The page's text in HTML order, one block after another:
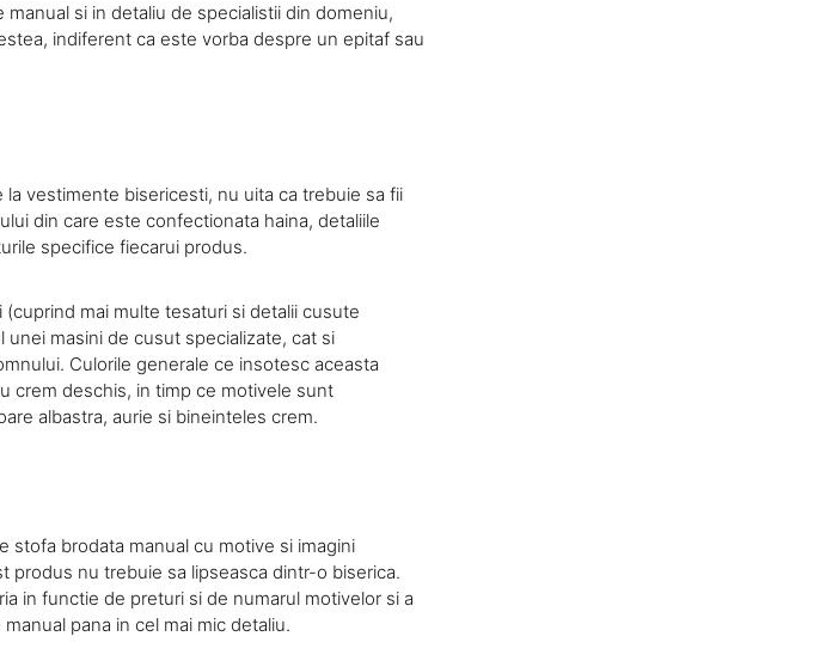
si in detaliu de specialistii din domeniu,
indiferent ca este vorba despre un epitaf sau
vestimente bisericesti, nu uita ca trebuie sa fii
din care este confectionata haina, detaliile
specifice fiecarui produs.
mai multe tesaturi si detalii cusute
masini de cusut specializate, cat si
Culorile generale ce insotesc aceasta
crem deschis, in timp ce motivele sunt
albastra, aurie si bineinteles crem.
stofa brodata manual cu motive si imagini
nu trebuie sa lipseasca dintr-o biserica.
in functie de preturi si de numarul motivelor si a
pana in cel mai mic detaliu.